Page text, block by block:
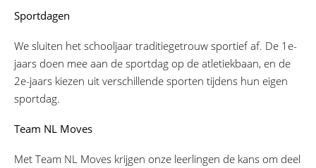
Sportdagen
We sluiten het schooljaar traditiegetrouw sportief af. De 1e-
jaars doen mee aan de sportdag op de atletiekbaan, en de
2e-jaars kiezen uit verschillende sporten tijdens hun eigen
sportdag.
Team NL Moves
Met Team NL Moves krijgen onze leerlingen de kans om deel